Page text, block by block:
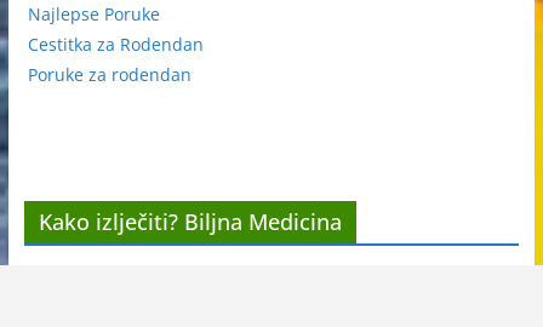
Najlepse Poruke
Cestitka za Rodendan
Poruke za rodendan
Kako izlječiti? Biljna Medicina